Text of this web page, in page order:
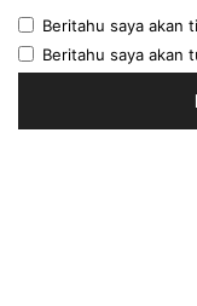
Beritahu saya akan
Beritahu saya akan